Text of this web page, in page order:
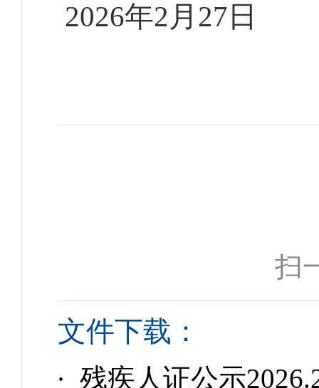
2026年2 月 27 日
扫
文件下载：
· 残疾人证公示